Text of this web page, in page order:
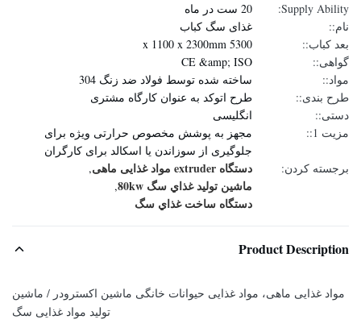
Supply Ability:
20 ست در ماه
نام::
غذای سگ کباب
بعد کباب::
5300 x 1100 x 2300mm
گواهی::
CE &amp; ISO
مواد::
ساخته شده توسط فولاد ضد زنگ 304
طرح بندی::
طرح اتوکد به عنوان کارگاه مشتری
دستی::
انگلیسی
مزیت 1::
مجهز به پوشش مخصوص حرارتی ویژه برای
جلوگیری از سوزاندن یا اسکالد برای کارگران
برجسته کردن:
دستگاه extruder مواد غذایی ماهی ,
ماشين توليد غذاي سگ 80kw ,
دستگاه ساخت غذاي سگ
Product Description
مواد غذایی ماهی، مواد غذایی حیوانات خانگی ماشین اکسترودر / ماشین
تولید مواد غذایی سگ